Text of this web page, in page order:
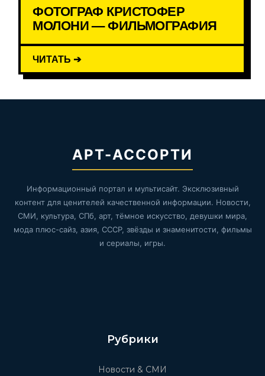
ФОТОГРАФ КРИСТОФЕР
МОЛОНИ — ФИЛЬМОГРАФИЯ
ЧИТАТЬ ➔
АРТ-АССОРТИ
Информационный портал и мультисайт. Эксклюзивный
контент для ценителей качественной информации. Новости,
СМИ, культура, СПб, арт, тёмное искусство, девушки мира,
мода плюс-сайз, азия, СССР, звёзды и знаменитости, фильмы
и сериалы, игры.
Рубрики
Новости & СМИ